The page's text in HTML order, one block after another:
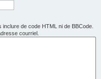
de code HTML ni de BBCode.
courriel.